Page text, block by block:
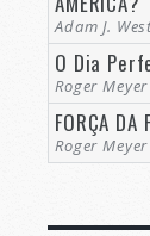
Adam J.
O Dia
Roger
FORÇA DA
Roger